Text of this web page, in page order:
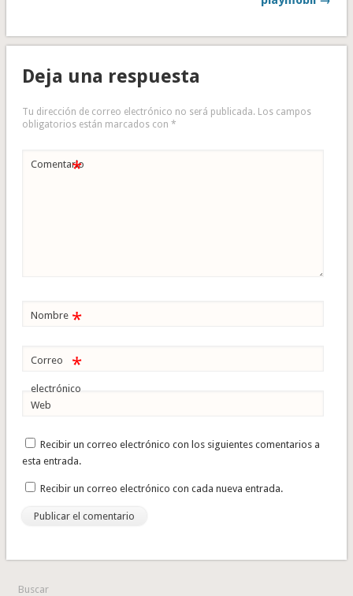
Deja una respuesta
Tu dirección de correo electrónico no será publicada. Los campos
obligatorios están marcados con *
Comentario
*
Nombre *
Correo
electrónico
*
Web
Recibir un correo electrónico con los siguientes comentarios a
esta entrada.
Recibir un correo electrónico con cada nueva entrada.
Buscar